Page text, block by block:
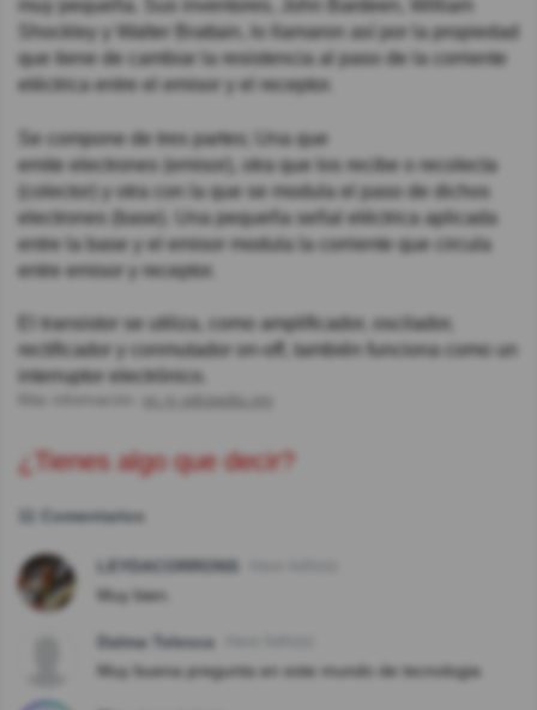
muy pequeña. Sus inventores, John Bardeen, William
Shockley y Walter Brattain, lo llamaron así por la propiedad
que tiene de cambiar la resistencia al paso de la corriente
eléctrica entre el emisor y el receptor.
Se compone de tres partes; Una que
emite electrones (emisor), otra que los recibe o recolecta
(colector) y otra con la que se modula el paso de dichos
electrones (base). Una pequeña señal eléctrica aplicada
entre la base y el emisor modula la corriente que circula
entre emisor y receptor.
El transistor se utiliza, como amplificador, oscilador,
rectificador y conmutador on-off, también funciona como un
interruptor electrónico.
¿Tienes algo que decir?
11 Comentarios
LEYDACORRONS
Muy bien.
Dalma Telesca
Muy buena pregunta en este mundo de tecnologia